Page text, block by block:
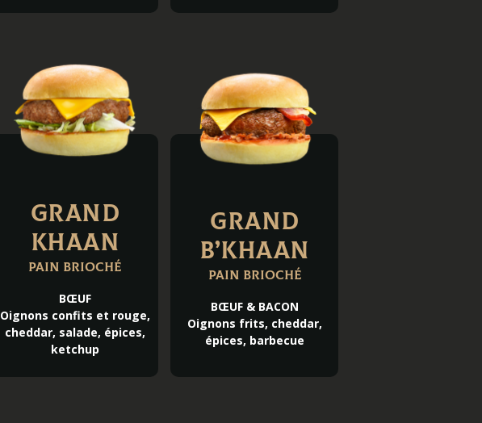
GRAND
KHAAN
Pain brioché
BŒUF
Oignons confits et rouge,
cheddar, salade, épices,
ketchup
GRAND
B’KHAAN
Pain brioché
BŒUF & BACON
Oignons frits, cheddar,
épices, barbecue